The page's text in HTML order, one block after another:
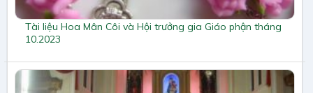
Tài liệu Hoa Mân Côi và Hội trưởng gia Giáo phận tháng
10.2023